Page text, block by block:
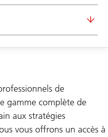
de
gamme complète de
aux stratégies
vous offrons un accès à